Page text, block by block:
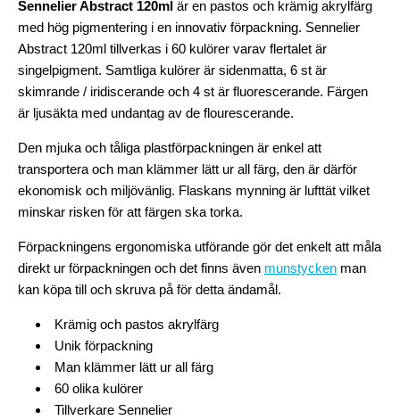
Sennelier Abstract 120ml är en pastos och krämig akrylfärg
med hög pigmentering i en innovativ förpackning. Sennelier
Abstract 120ml tillverkas i 60 kulörer varav flertalet är
singelpigment. Samtliga kulörer är sidenmatta, 6 st är
skimrande / iridiscerande och 4 st är fluorescerande. Färgen
är ljusäkta med undantag av de flourescerande.
Den mjuka och tåliga plastförpackningen är enkel att
transportera och man klämmer lätt ur all färg, den är därför
ekonomisk och miljövänlig. Flaskans mynning är lufttät vilket
minskar risken för att färgen ska torka.
Förpackningens ergonomiska utförande gör det enkelt att måla
direkt ur förpackningen och det finns även munstycken man
kan köpa till och skruva på för detta ändamål.
Krämig och pastos akrylfärg
Unik förpackning
Man klämmer lätt ur all färg
60 olika kulörer
Tillverkare Sennelier